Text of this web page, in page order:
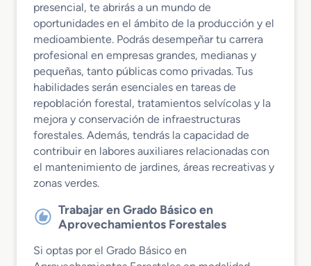
presencial, te abrirás a un mundo de
oportunidades en el ámbito de la producción y el
medioambiente. Podrás desempeñar tu carrera
profesional en empresas grandes, medianas y
pequeñas, tanto públicas como privadas. Tus
habilidades serán esenciales en tareas de
repoblación forestal, tratamientos selvícolas y la
mejora y conservación de infraestructuras
forestales. Además, tendrás la capacidad de
contribuir en labores auxiliares relacionadas con
el mantenimiento de jardines, áreas recreativas y
zonas verdes.
Trabajar en Grado Básico en
Aprovechamientos Forestales
Si optas por el Grado Básico en